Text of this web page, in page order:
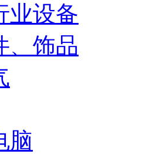
业设备
、饰品
脑